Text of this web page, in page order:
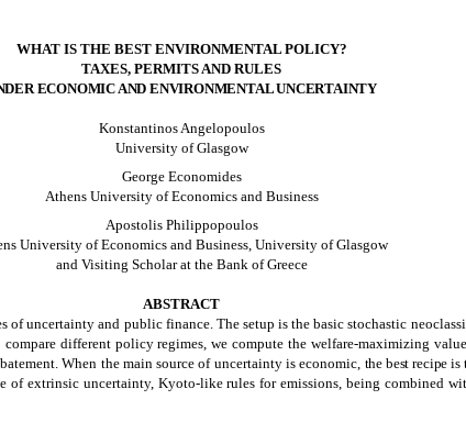
WHAT IS THE BEST ENVIRONMENTAL POLICY?
TAXES, PERMITS AND RULES
ECONOMIC AND ENVIRONMENTAL UNCERTAINTY
Konstantinos Angelopoulos
Universityof Glasgow
George Economides
AthensUniversityof Economics and Business
Apostolis Philippopoulos
University of Economics and Business, University of Glasgow
and Visiting Scholar at the Bank of Greece
ABSTRACT
of uncertainty and public finance. The setup is the basic stochastic
different policy regimes, we compute the welfare-maximizing
When the main source of uncertainty is economic, the best recipeis
extrinsic uncertainty, Kyoto-like rules for emissions, being combined